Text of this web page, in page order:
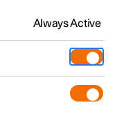
Always Active